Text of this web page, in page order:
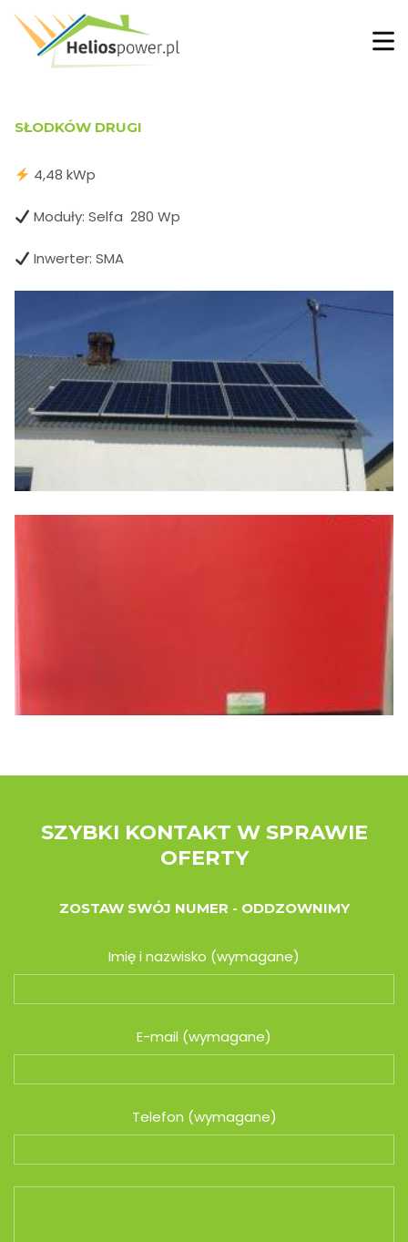
SŁODKÓW DRUGI
4,48 kWp
Moduły: Selfa 280 Wp
Inwerter: SMA
SZYBKI KONTAKT W SPRAWIE
OFERTY
ZOSTAW SWÓJ NUMER - ODDZOWNIMY
Imię i nazwisko (wymagane)
E-mail (wymagane)
Telefon (wymagane)